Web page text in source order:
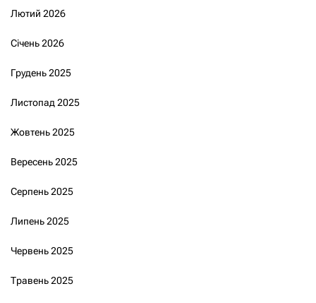
Лютий 2026
Січень 2026
Грудень 2025
Листопад 2025
Жовтень 2025
Вересень 2025
Серпень 2025
Липень 2025
Червень 2025
Травень 2025